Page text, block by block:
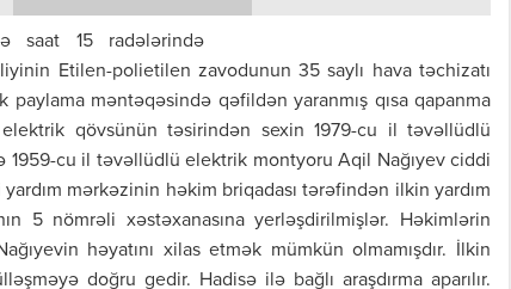
saat 15 radələrində
Etilen-polietilen zavodunun 35 saylı hava təchizatı
paylama məntəqəsində qəfildən yaranmış qısa qapanma
qövsünün təsirindən sexin 1979-cu il təvəllüdlü
1959-cu il təvəllüdlü elektrik montyoru Aqil Nağıyev ciddi
mərkəzinin həkim briqadası tərəfindən ilkin yardım
5 nömrəli xəstəxanasına yerləşdirilmişlər. Həkimlərin
həyatını xilas etmək mümkün olmamışdır. İlkin
doğru gedir. Hadisə ilə bağlı araşdırma aparılır.